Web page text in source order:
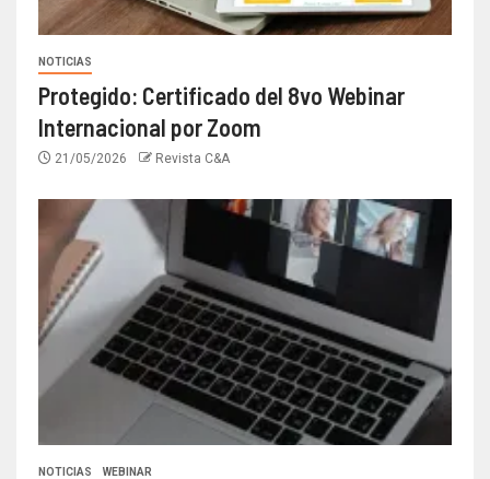
NOTICIAS
Protegido: Certificado del 8vo Webinar
Internacional por Zoom
21/05/2026 Revista C&A
NOTICIAS WEBINAR